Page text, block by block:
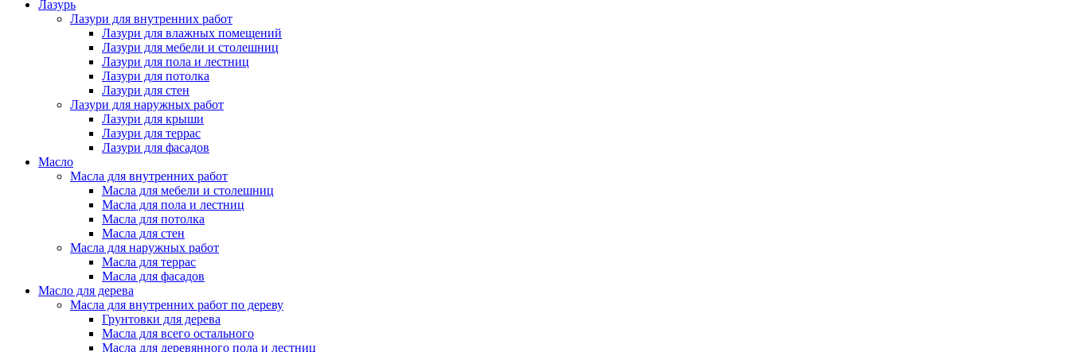
Лазурь
Лазури для внутренних работ
Лазури для влажных помещений
Лазури для мебели и столешниц
Лазури для пола и лестниц
Лазури для потолка
Лазури для стен
Лазури для наружных работ
Лазури для крыши
Лазури для террас
Лазури для фасадов
Масло
Масла для внутренних работ
Масла для мебели и столешниц
Масла для пола и лестниц
Масла для потолка
Масла для стен
Масла для наружных работ
Масла для террас
Масла для фасадов
Масло для дерева
Масла для внутренних работ по дереву
Грунтовки для дерева
Масла для всего остального
Масла для деревянного пола и лестниц